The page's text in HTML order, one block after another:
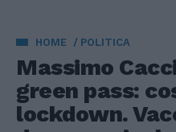
HOME POLITICA
Massimo
green pass:
lockdown.